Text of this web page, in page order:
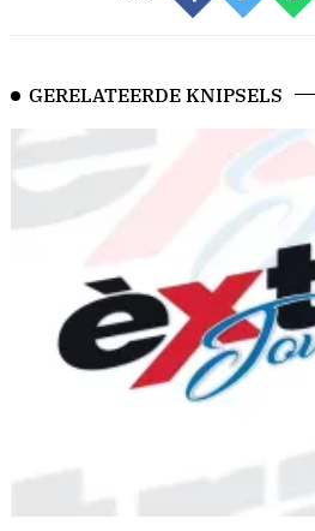
GERELATEERDE KNIPSELS